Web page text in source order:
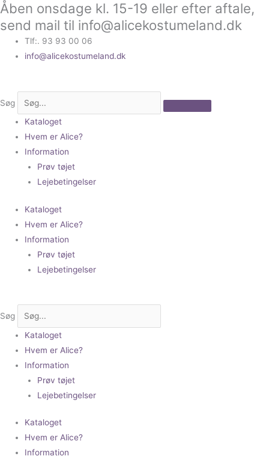
Gå
til
indholdet
Åben onsdage kl. 15-19 eller efter aftale,
send mail til info@alicekostumeland.dk
Tlf:. 93 93 00 06
info@alicekostumeland.dk
Søg
Kataloget
Hvem er Alice?
Information
Prøv tøjet
Lejebetingelser
Kataloget
Hvem er Alice?
Information
Prøv tøjet
Lejebetingelser
Søg
Kataloget
Hvem er Alice?
Information
Prøv tøjet
Lejebetingelser
Kataloget
Hvem er Alice?
Information